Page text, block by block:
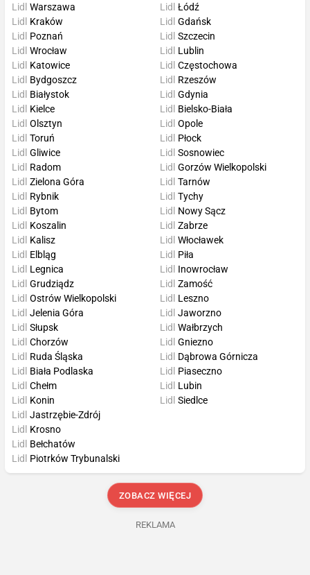
Lidl Warszawa
Lidl
Kraków
Lidl
Poznań
Lidl Wrocław
Lidl Łódź
Lidl Gdańsk
Lidl Szczecin
Lidl
Lublin
Lidl
Katowice
Lidl
Bydgoszcz
Lidl
Białystok
Lidl
Kielce
Lidl Częstochowa
Lidl
Rzeszów
Lidl Gdynia
Lidl
Bielsko-Biała
Lidl Olsztyn
Lidl Toruń
Lidl Gliwice
Lidl
Radom
Lidl Opole
Lidl
Płock
Lidl Sosnowiec
Lidl Gorzów Wielkopolski
Lidl Zielona Góra
Lidl
Rybnik
Lidl
Bytom
Lidl
Koszalin
Lidl Tarnów
Lidl Tychy
Lidl
Nowy Sącz
Lidl Zabrze
Lidl
Kalisz
Lidl
Elbląg
Lidl
Legnica
Lidl Grudziądz
Lidl Włocławek
Lidl
Piła
Lidl
Inowrocław
Lidl Zamość
Lidl Ostrów Wielkopolski
Lidl Jelenia Góra
Lidl Słupsk
Lidl Chorzów
Lidl
Leszno
Lidl Jaworzno
Lidl Wałbrzych
Lidl Gniezno
Lidl
Ruda Śląska
Lidl
Biała Podlaska
Lidl Chełm
Lidl
Konin
Lidl
Dąbrowa Górnicza
Lidl
Piaseczno
Lidl
Lubin
Lidl Siedlce
Lidl Jastrzębie-Zdrój
Lidl
Krosno
Lidl
Bełchatów
Lidl
Piotrków Trybunalski
ZOBACZ WIĘCEJ
REKLAMA